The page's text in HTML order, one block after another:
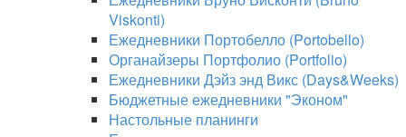
Viskonti)
Ежедневники Портобелло (Portobello)
Органайзеры Портфолио (Portfolio)
Ежедневники Дэйз энд Викс (Days&Weeks)
Бюджетные ежедневники "Эконом"
Настольные планинги